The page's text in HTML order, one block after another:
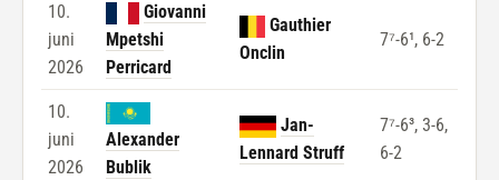
10.
juni
2026
Giovanni
Mpetshi
Perricard
Gauthier
Onclin
7⁷-6¹, 6-2
10.
juni
2026
Alexander
Bublik
Jan-
Lennard Struff
7⁷-6³, 3-6,
6-2